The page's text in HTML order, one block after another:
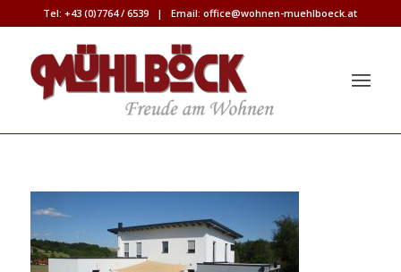
Tel:+43 (0)7764 / 6539 | Email:office@wohnen-muehlboeck.at